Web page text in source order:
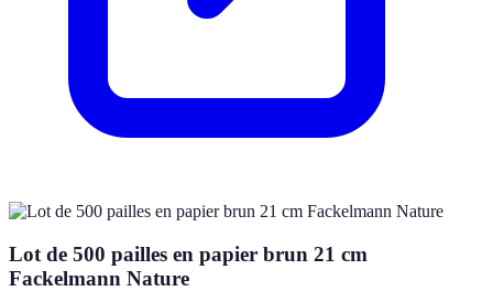
Lot de 500 pailles en papier brun 21 cm
Fackelmann Nature